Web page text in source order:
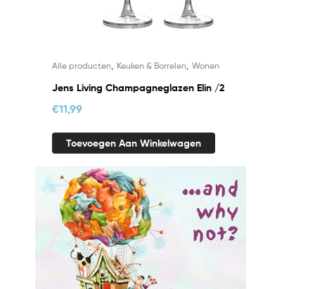
Alle producten Keuken & Borrelen Wonen
Jens Living Champagneglazen Elin /2
€11,99
Toevoegen Aan Winkelwagen